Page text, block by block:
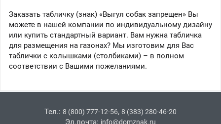
Заказать табличку (знак) «Выгул собак запрещен» Вы
можете в нашей компании по индивидуальному дизайну
или купить стандартный вариант. Вам нужна табличка
для размещения на газонах? Мы изготовим для Вас
таблички с колышками (столбиками) – в полном
соответствии с Вашими пожеланиями.
Тел.: 8 (800) 777-12-56, 8 (383) 280-46-20
Эл.почта: info@domznak.ru